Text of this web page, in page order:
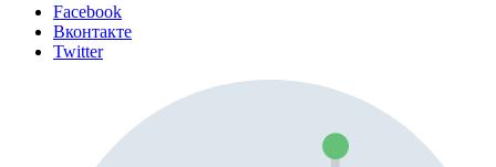
Facebook
Вконтакте
Twitter